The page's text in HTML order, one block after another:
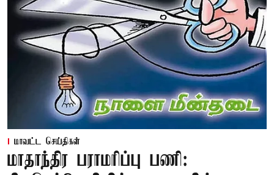
மாவட்ட செய்திகள்
மாதாந்திர பராமரிப்பு பணி: